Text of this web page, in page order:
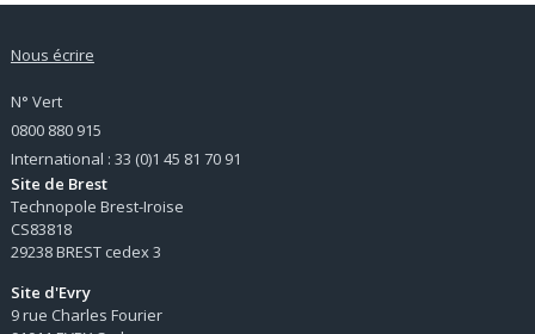
Nous écrire
N° Vert
0800 880 915
International : 33 (0)1 45 81 70 91
Site de Brest
Technopole Brest-Iroise
CS83818
29238 BREST cedex 3
Site d'Evry
9 rue Charles Fourier